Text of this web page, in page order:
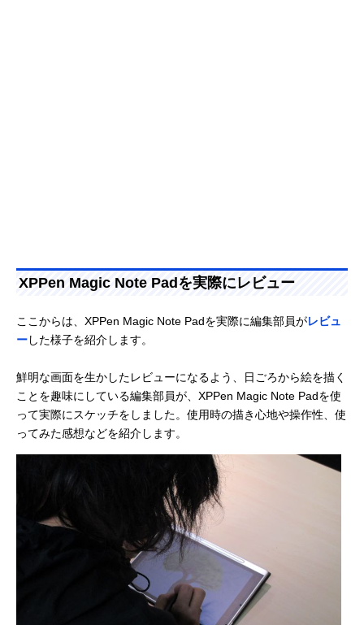
XPPen Magic Note Padを実際にレビュー
ここからは、XPPen Magic Note Padを実際に編集部員がレビュ
ーした様子を紹介します。
鮮明な画面を生かしたレビューになるよう、日ごろから絵を描く
ことを趣味にしている編集部員が、XPPen Magic Note Padを使
って実際にスケッチをしました。使用時の描き心地や操作性、使
ってみた感想などを紹介します。